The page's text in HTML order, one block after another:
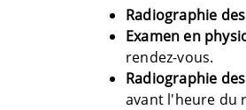
Radiographie
Examen en
rendez-vous.
Radiographie
avant l'heure du